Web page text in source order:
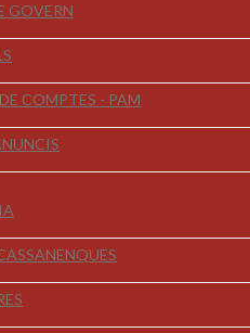
GOVERN
COMPTES - PAM